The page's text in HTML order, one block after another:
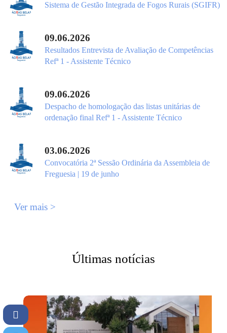
Sistema de Gestão Integrada de Fogos Rurais (SGIFR)
09.06.2026
Resultados Entrevista de Avaliação de Competências
Refª 1 - Assistente Técnico
09.06.2026
Despacho de homologação das listas unitárias de
ordenação final Refª 1 - Assistente Técnico
03.06.2026
Convocatória 2ª Sessão Ordinária da Assembleia de
Freguesia | 19 de junho
Ver mais >
Últimas notícias